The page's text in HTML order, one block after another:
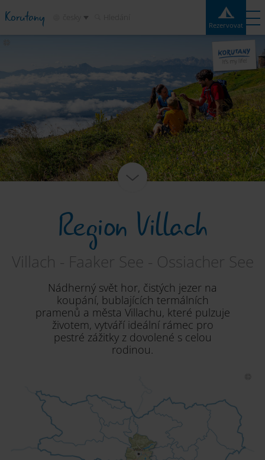
Korutany Rezervovat
Experiences Počasí
Kempy
Destinace
Atrakce
Služby
Region Villach
Villach - Faaker See - Ossiacher See
Nádherný svět hor, čistých jezer na
koupání, bublajících termálních
pramenů a města Villachu, které pulzuje
životem, vytváří ideální rámec pro
pestré zážitky z dovolené s celou
rodinou.